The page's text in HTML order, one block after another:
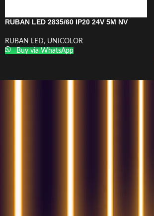
RUBAN LED 2835/60 IP20 24V 5M NV
RUBAN LED, UNICOLOR
Buy via WhatsApp